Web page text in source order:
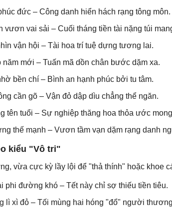
đức – Công danh hiển hách rạng tông môn.
vươn vai sải – Cuối tháng tiền tài nặng túi
vận hội – Tài hoa trí tuệ dựng tương lai.
năm mới – Tuấn mã dồn chân bước dặm xa.
bền chí – Bình an hạnh phúc bởi tu tâm.
cần gõ – Vận đỏ dập dìu chẳng thể ngăn.
tên tuổi – Sự nghiệp thăng hoa thỏa ước
thế mạnh – Vươn tầm vạn dặm rạng danh
kiểu "Vô tri"
vừa cực kỳ lầy lội để "thả thính" hoặc khoe
phi đường khó – Tết này chỉ sợ thiếu tiền tiêu.
lì xì đỏ – Tối mùng hai hóng "đổ" người